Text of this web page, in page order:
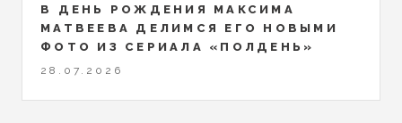
В ДЕНЬ РОЖДЕНИЯ МАКСИМА
МАТВЕЕВА ДЕЛИМСЯ ЕГО НОВЫМИ
ФОТО ИЗ СЕРИАЛА «ПОЛДЕНЬ»
28.07.2026